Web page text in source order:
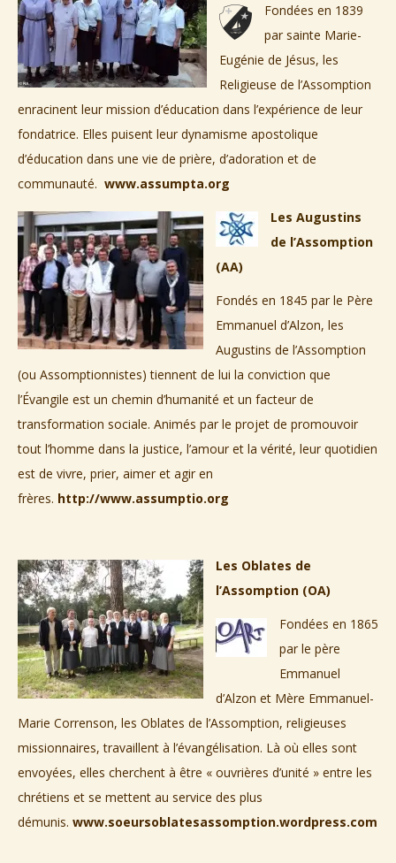
Fondées en 1839
par sainte Marie-
Eugénie de Jésus, les
Religieuse de l’Assomption
enracinent leur mission d’éducation dans l’expérience de leur
fondatrice. Elles puisent leur dynamisme apostolique
d’éducation dans une vie de prière, d’adoration et de
communauté. www.assumpta.org
Les Augustins
de l’Assomption
(AA)
Fondés en 1845 par le Père
Emmanuel d’Alzon, les
Augustins de l’Assomption
(ou Assomptionnistes) tiennent de lui la conviction que
l’Évangile est un chemin d’humanité et un facteur de
transformation sociale. Animés par le projet de promouvoir
tout l’homme dans la justice, l’amour et la vérité, leur quotidien
est de vivre, prier, aimer et agir en
frères. http://www.assumptio.org
Les Oblates de
l’Assomption (OA)
Fondées en 1865
par le père
Emmanuel
d’Alzon et Mère Emmanuel-
Marie Correnson, les Oblates de l’Assomption, religieuses
missionnaires, travaillent à l’évangélisation. Là où elles sont
envoyées, elles cherchent à être « ouvrières d’unité » entre les
chrétiens et se mettent au service des plus
démunis. www.soeursoblatesassomption.wordpress.com